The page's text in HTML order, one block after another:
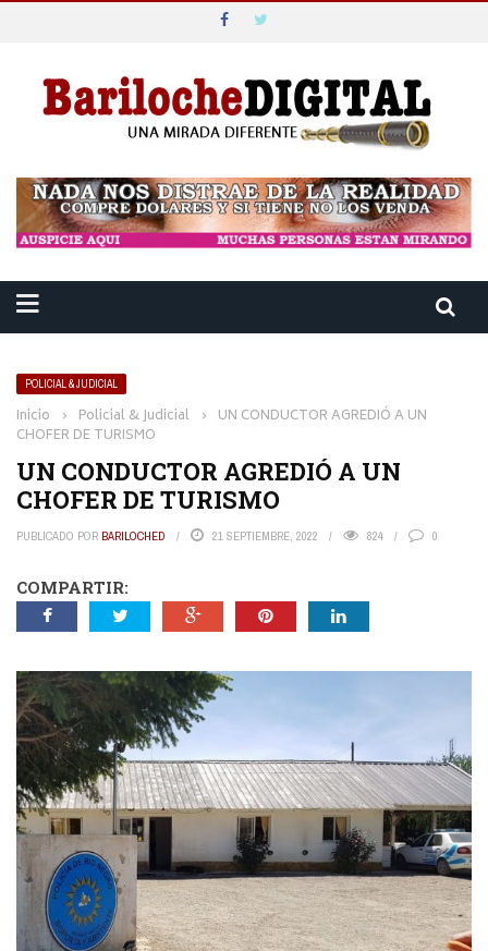
POLICIAL & JUDICIAL
Inicio › Policial & Judicial › UN CONDUCTOR AGREDIÓ A UN
CHOFER DE TURISMO
UN CONDUCTOR AGREDIÓ A UN
CHOFER DE TURISMO
PUBLICADO POR BARILOCHED 21 SEPTIEMBRE, 2022 824 0
COMPARTIR: